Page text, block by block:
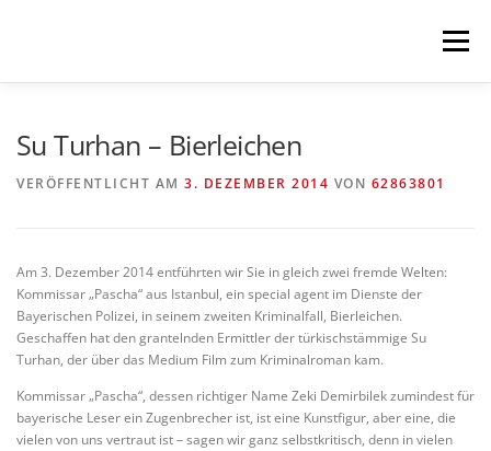
Menü
IMPRESSUM
Su Turhan – Bierleichen
VERÖFFENTLICHT AM 3. DEZEMBER 2014 VON 62863801
Am 3. Dezember 2014 entführten wir Sie in gleich zwei fremde Welten:
Kommissar „Pascha“ aus Istanbul, ein special agent im Dienste der
Bayerischen Polizei, in seinem zweiten Kriminalfall, Bierleichen.
Geschaffen hat den grantelnden Ermittler der türkischstämmige Su
Turhan, der über das Medium Film zum Kriminalroman kam.
Kommissar „Pascha“, dessen richtiger Name Zeki Demirbilek zumindest für
bayerische Leser ein Zugenbrecher ist, ist eine Kunstfigur, aber eine, die
vielen von uns vertraut ist – sagen wir ganz selbstkritisch, denn in vielen